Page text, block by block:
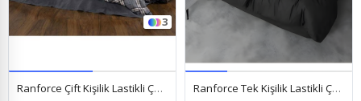
3
Ranforce Çift Kişilik Lastikli Çarşaflı Nevresim Takımı Yeni Kare Siyah Ranforce Tek Kişilik Lastikli Çarşaflı Nevresim Takımı Simple Siyah